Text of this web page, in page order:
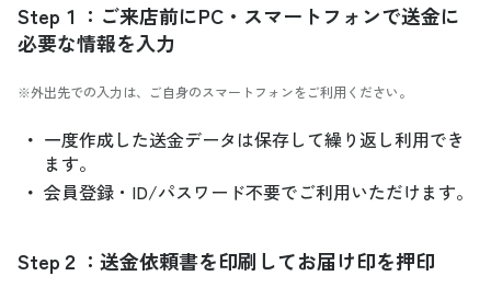
Step１：ご来店前にPC・スマートフォンで送金に
必要な情報を入力
※外出先での入力は、ご自身のスマートフォンをご利用ください。
・ 一度作成した送金データは保存して繰り返し利用でき
ます。
・ 会員登録・ID/パスワード不要でご利用いただけます。
Step２：送金依頼書を印刷してお届け印を押印